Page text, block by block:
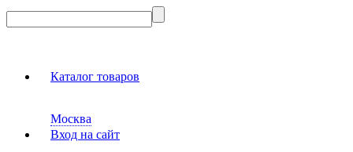
Каталог товаров
Москва
Вход на сайт